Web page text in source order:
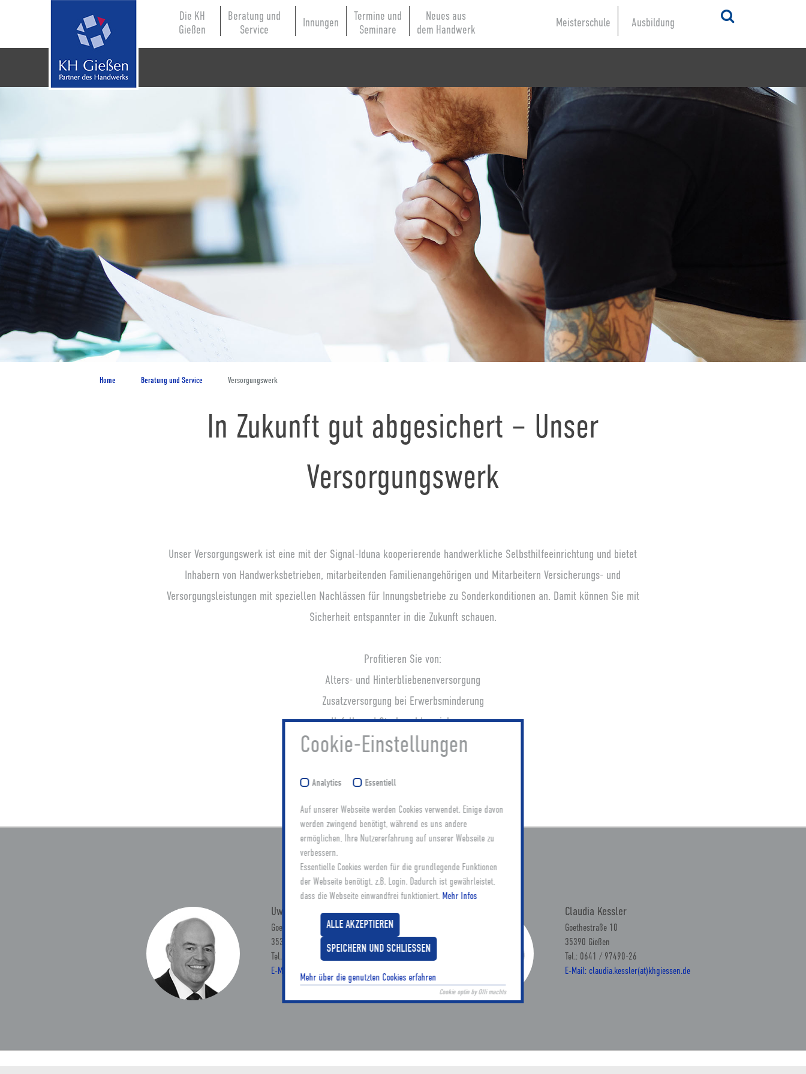
Die KH
Gießen
Beratung und
Service
Innungen
Termine und
Seminare
Neues aus
dem Handwerk
Meisterschule Ausbildung
Home Beratung und Service Versorgungswerk
In Zukunft gut abgesichert – Unser
Versorgungswerk
Unser Versorgungswerk ist eine mit der Signal-Iduna kooperierende handwerkliche Selbsthilfeeinrichtung und bietet
Inhabern von Handwerksbetrieben, mitarbeitenden Familienangehörigen und Mitarbeitern Versicherungs- und
Versorgungsleistungen mit speziellen Nachlässen für Innungsbetriebe zu Sonderkonditionen an. Damit können Sie mit
Sicherheit entspannter in die Zukunft schauen.
Profitieren Sie von:
Alters- und Hinterbliebenenversorgung
Zusatzversorgung bei Erwerbsminderung
Unfall- und Sterbegeldversicherung
KFZ-Versicherungen und gewerbliche Sachversicherungen
Uwe Bock
Goethestraße 10
35390 Gießen
Tel.: 0641 / 97490-22
E-Mail: uwe.bock(at)khgiessen.de
Claudia Kessler
Goethestraße 10
35390 Gießen
Tel.: 0641 / 97490-26
E-Mail: claudia.kessler(at)khgiessen.de
Cookie-Einstellungen
Analytics Essentiell
Auf unserer Webseite werden Cookies verwendet. Einige davon
werden zwingend benötigt, während es uns andere
ermöglichen, Ihre Nutzererfahrung auf unserer Webseite zu
verbessern.
Essentielle Cookies werden für die grundlegende Funktionen
der Webseite benötigt, z.B. Login. Dadurch ist gewährleistet,
dass die Webseite einwandfrei funktioniert. Mehr Infos
ALLE AKZEPTIEREN
SPEICHERN UND SCHLIESSEN
Mehr über die genutzten Cookies erfahren
Cookie optin by Olli machts